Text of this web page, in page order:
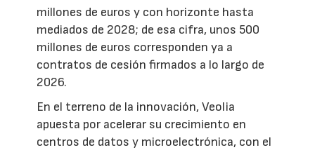
millones de euros y con horizonte hasta
mediados de 2028; de esa cifra, unos 500
millones de euros corresponden ya a
contratos de cesión firmados a lo largo de
2026.
En el terreno de la innovación, Veolia
apuesta por acelerar su crecimiento en
centros de datos y microelectrónica, con el